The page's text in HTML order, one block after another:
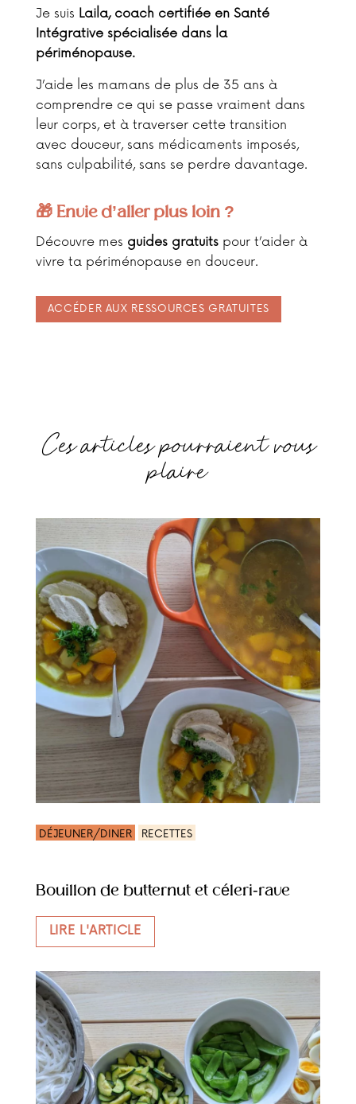
Je suis Laila, coach certifiée en Santé
Intégrative spécialisée dans la
périménopause.
J’aide les mamans de plus de 35 ans à
comprendre ce qui se passe vraiment dans
leur corps, et à traverser cette transition
avec douceur, sans médicaments imposés,
sans culpabilité, sans se perdre davantage.
🎁 Envie d’aller plus loin ?
Découvre mes guides gratuitspour t’aider à
vivre ta périménopause en douceur.
ACCÉDER AUX RESSOURCES GRATUITES
Ces articles pourraient vous
plaire
DÉJEUNER/DINER RECETTES
Bouillon de butternut et céleri-rave
LIRE L'ARTICLE